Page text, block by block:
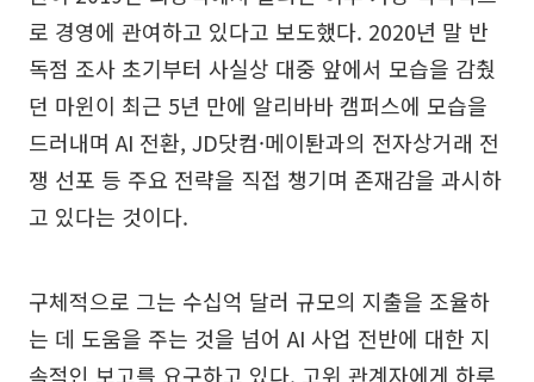
로 경영에 관여하고 있다고 보도했다. 2020년 말 반
독점 조사 초기부터 사실상 대중 앞에서 모습을 감췄
던 마윈이 최근 5년 만에 알리바바 캠퍼스에 모습을
드러내며 AI 전환, JD닷컴·메이퇀과의 전자상거래 전
쟁 선포 등 주요 전략을 직접 챙기며 존재감을 과시하
고 있다는 것이다.
구체적으로 그는 수십억 달러 규모의 지출을 조율하
는 데 도움을 주는 것을 넘어 AI 사업 전반에 대한 지
속적인 보고를 요구하고 있다. 고위 관계자에게 하루